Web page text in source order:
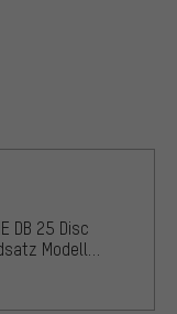
DB 25 Disc
Modell